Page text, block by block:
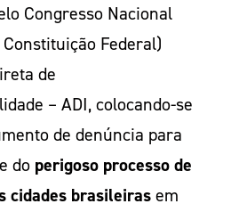
Congresso Nacional
Federal)
de
– ADI, colocando-se
de denúncia para
do perigoso processo de
cidades brasileirasem